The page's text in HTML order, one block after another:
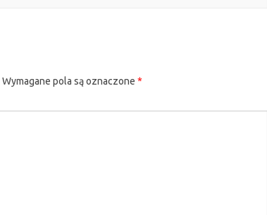
Wymagane pola są oznaczone *